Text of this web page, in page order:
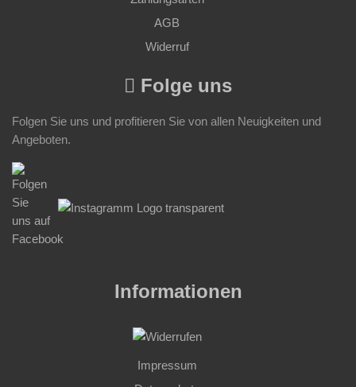
AGB
Widerruf
Folge uns
Folgen Sie uns und profitieren Sie von allen Neuigkeiten und
Angeboten.
Informationen
Impressum